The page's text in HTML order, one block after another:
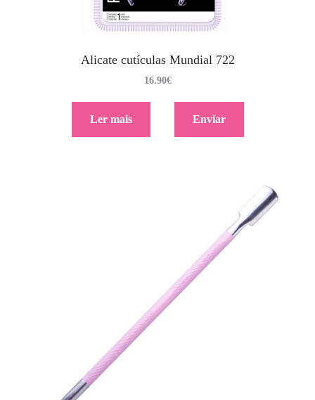
Alicate cutículas Mundial 722
16.90€
Ler mais Enviar